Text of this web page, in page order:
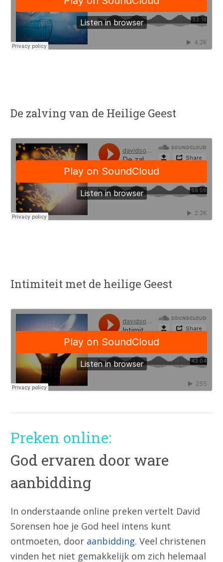
De zalving van de Heilige Geest
Intimiteit met de heilige Geest
Preken online:
God ervaren door ware
aanbidding
In onderstaande online preken vertelt David
Sorensen hoe je God heel intens kunt
ontmoeten, door aanbidding. Veel christenen
vinden het niet gemakkelijk om zich helemaal